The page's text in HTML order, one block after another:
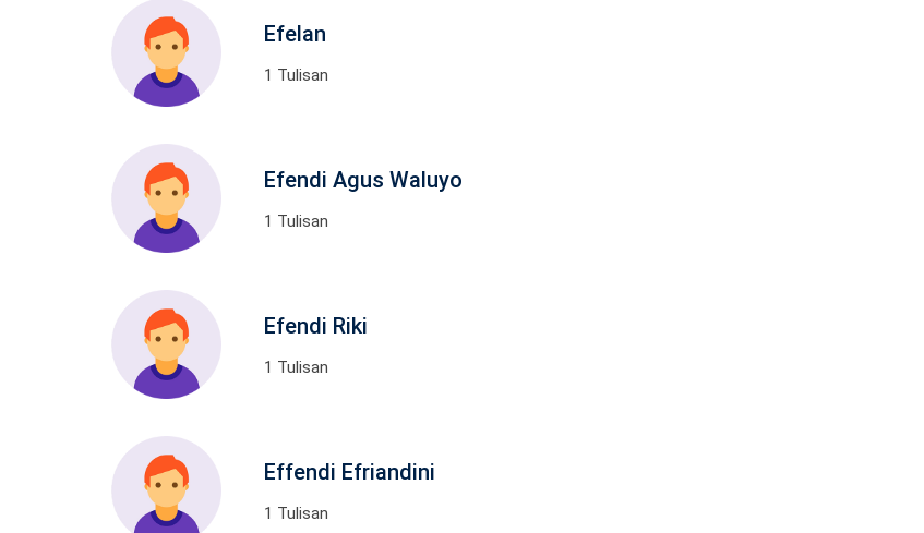
Efelan
1 Tulisan
Efendi Agus Waluyo
1 Tulisan
Efendi Riki
1 Tulisan
Effendi Efriandini
1 Tulisan